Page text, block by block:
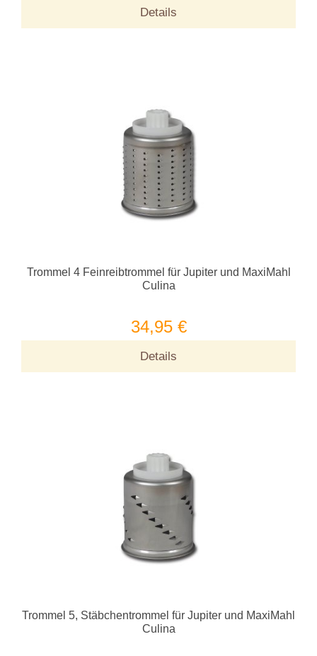
Details
Trommel 4 Feinreibtrommel für Jupiter und MaxiMahl
Culina
34,95 €
Details
Trommel 5, Stäbchentrommel für Jupiter und MaxiMahl
Culina